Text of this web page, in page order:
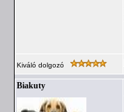
Kiváló dolgozó
Biakuty